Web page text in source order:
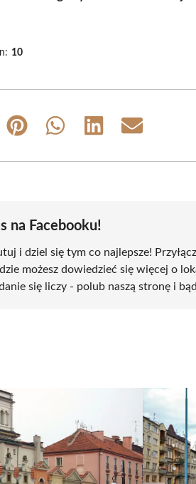
10
Share
Share
Share
Share
na Facebooku!
i dziel się tym co najlepsze!
możesz dowiedzieć się więcej o
się liczy - polub naszą stronę i